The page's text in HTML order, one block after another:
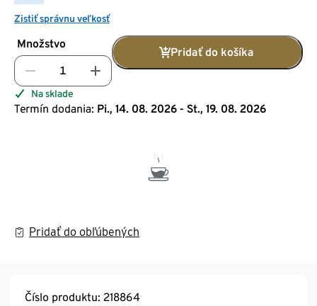
Zistiť správnu veľkosť
Množstvo
Pridať do košíka
Na sklade
Termín dodania: Pi., 14. 08. 2026 - St., 19. 08. 2026
Pridať do obľúbených
Číslo produktu: 218864